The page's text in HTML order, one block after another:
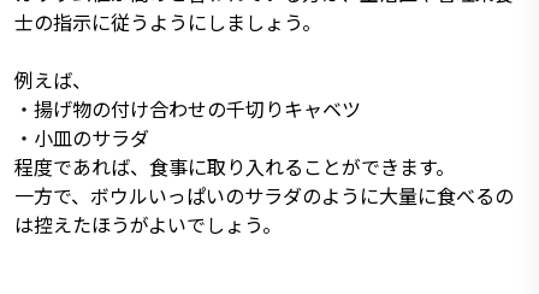
士の指示に従うようにしましょう。
例えば、
・揚げ物の付け合わせの千切りキャベツ
・小皿のサラダ
程度であれば、食事に取り入れることができます。
一方で、ボウルいっぱいのサラダのように大量に食べるの
は控えたほうがよいでしょう。